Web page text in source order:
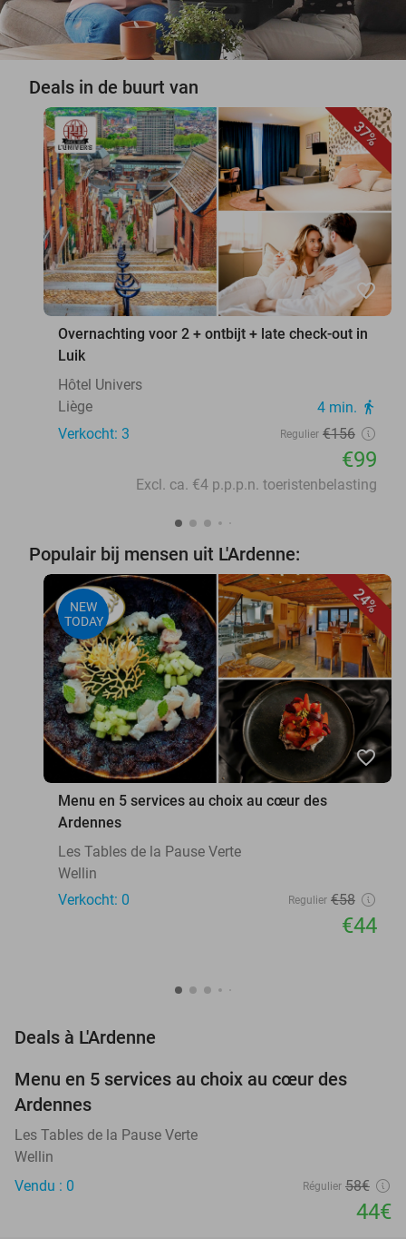
Deals in de buurt van
37%
favorite_border
Overnachting voor 2 + ontbijt + late check-out in
Luik
Hôtel Univers
Liège
4 min. directions_walk
Verkocht: 3 Regulier €156
€99
Excl. ca. €4 p.p.p.n. toeristenbelasting
Populair bij mensen uit L'Ardenne:
24%
NEW
TODAY
favorite_border
Menu en 5 services au choix au cœur des
Ardennes
Les Tables de la Pause Verte
Wellin
Verkocht: 0
Regulier €58
€44
Deals à L'Ardenne
TODAY
Menu en 5 services au choix au cœur des
Ardennes
Les Tables de la Pause Verte
Wellin
Vendu : 0
Régulier 58€
44€